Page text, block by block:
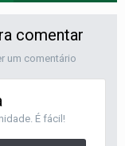
comentar
um comentário
É fácil!